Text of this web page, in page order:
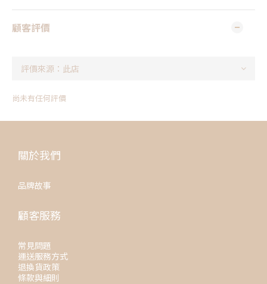
顧客評價
尚未有任何評價
關於我們
品牌故事
顧客服務
常見問題
運送服務方式
退換貨政策
條款與細則